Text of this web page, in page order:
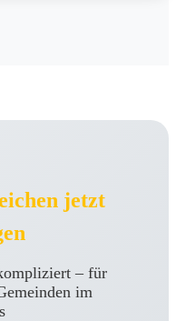
jetzt
– für
im